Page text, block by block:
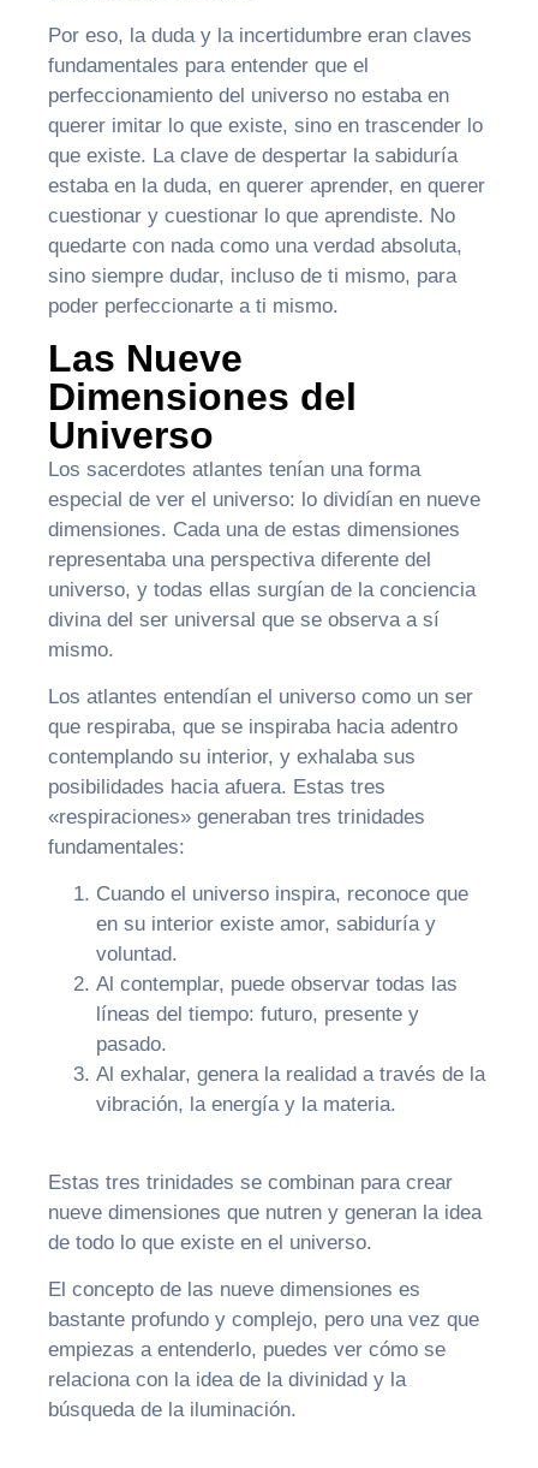
Por eso, la duda y la incertidumbre eran claves
fundamentales para entender que el
perfeccionamiento del universo no estaba en
querer imitar lo que existe, sino en trascender lo
que existe. La clave de despertar la sabiduría
estaba en la duda, en querer aprender, en querer
cuestionar y cuestionar lo que aprendiste. No
quedarte con nada como una verdad absoluta,
sino siempre dudar, incluso de ti mismo, para
poder perfeccionarte a ti mismo.
Las Nueve
Dimensiones del
Universo
Los sacerdotes atlantes tenían una forma
especial de ver el universo: lo dividían en nueve
dimensiones. Cada una de estas dimensiones
representaba una perspectiva diferente del
universo, y todas ellas surgían de la conciencia
divina del ser universal que se observa a sí
mismo.
Los atlantes entendían el universo como un ser
que respiraba, que se inspiraba hacia adentro
contemplando su interior, y exhalaba sus
posibilidades hacia afuera. Estas tres
«respiraciones» generaban tres trinidades
fundamentales:
Cuando el universo inspira, reconoce que
en su interior existe amor, sabiduría y
voluntad.
Al contemplar, puede observar todas las
líneas del tiempo: futuro, presente y
pasado.
Al exhalar, genera la realidad a través de la
vibración, la energía y la materia.
Estas tres trinidades se combinan para crear
nueve dimensiones que nutren y generan la idea
de todo lo que existe en el universo.
El concepto de las nueve dimensiones es
bastante profundo y complejo, pero una vez que
empiezas a entenderlo, puedes ver cómo se
relaciona con la idea de la divinidad y la
búsqueda de la iluminación.